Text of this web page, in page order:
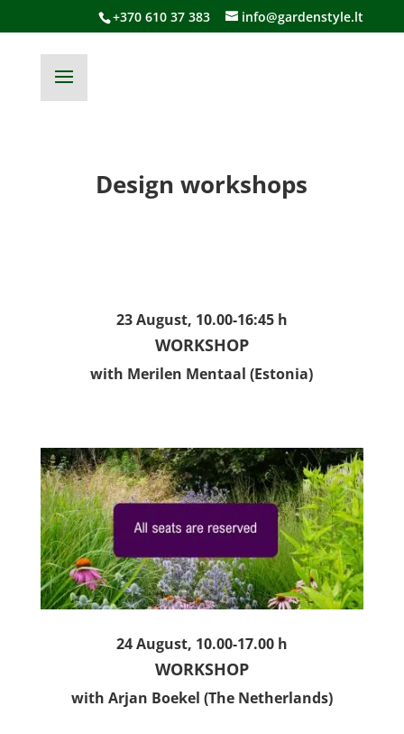
+370 610 37 383 info@gardenstyle.lt
Design workshops
23 August, 10.00-16:45 h
WORKSHOP
with Merilen Mentaal (Estonia)
24 August, 10.00-17.00 h
WORKSHOP
with Arjan Boekel (The Netherlands)